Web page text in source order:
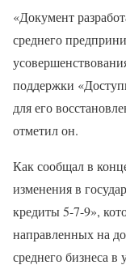
«Документ
среднего
поддержки
для его
отметил он.
Как сообщал в
изменения в
кредиты 5-7-9»,
направленных на
среднего бизнеса в